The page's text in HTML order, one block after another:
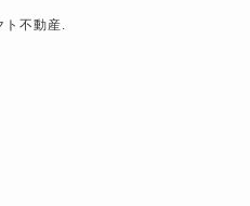
ト不動産.